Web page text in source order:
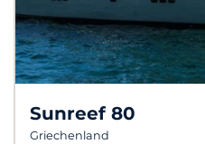
Sunreef 80
Griechenland